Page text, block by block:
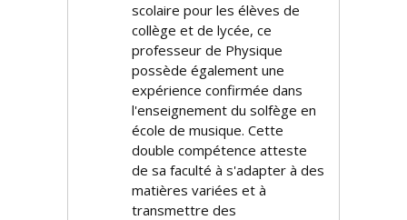
scolaire pour les élèves de
collège et de lycée, ce
professeur de Physique
possède également une
expérience confirmée dans
l'enseignement du solfège en
école de musique. Cette
double compétence atteste
de sa faculté à s'adapter à des
matières variées et à
transmettre des